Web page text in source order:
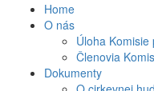
Home
O nás
Úloha
Členovia
Dokumenty